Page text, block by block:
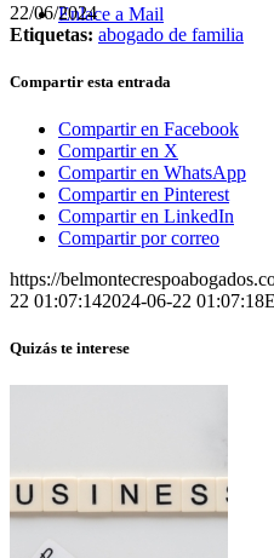
Enlace a Mail
22/06/2024
Etiquetas: abogado de familia
Compartir esta entrada
Compartir en Facebook
Compartir en X
Compartir en WhatsApp
Compartir en Pinterest
Compartir en LinkedIn
Compartir por correo
https://
22 01:07:142024-06-22 01:07:18
Quizás te interese